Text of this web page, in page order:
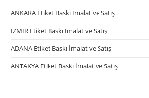
ANKARA Etiket Baskı İmalat ve Satış
İZMİR Etiket Baskı İmalat ve Satış
ADANA Etiket Baskı İmalat ve Satış
ANTAKYA Etiket Baskı İmalat ve Satış